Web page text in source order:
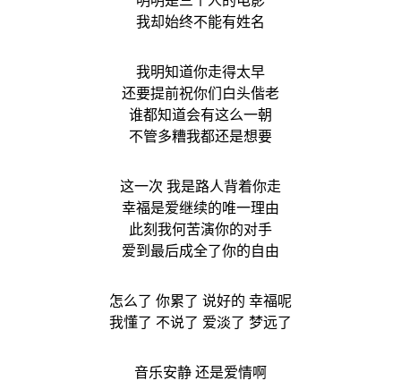
我却始终不能有姓名
我明知道你走得太早
还要提前祝你们白头偕老
谁都知道会有这么一朝
不管多糟我都还是想要
这一次 我是路人背着你走
幸福是爱继续的唯一理由
此刻我何苦演你的对手
爱到最后成全了你的自由
怎么了 你累了 说好的 幸福呢
我懂了 不说了 爱淡了 梦远了
音乐安静 还是爱情啊